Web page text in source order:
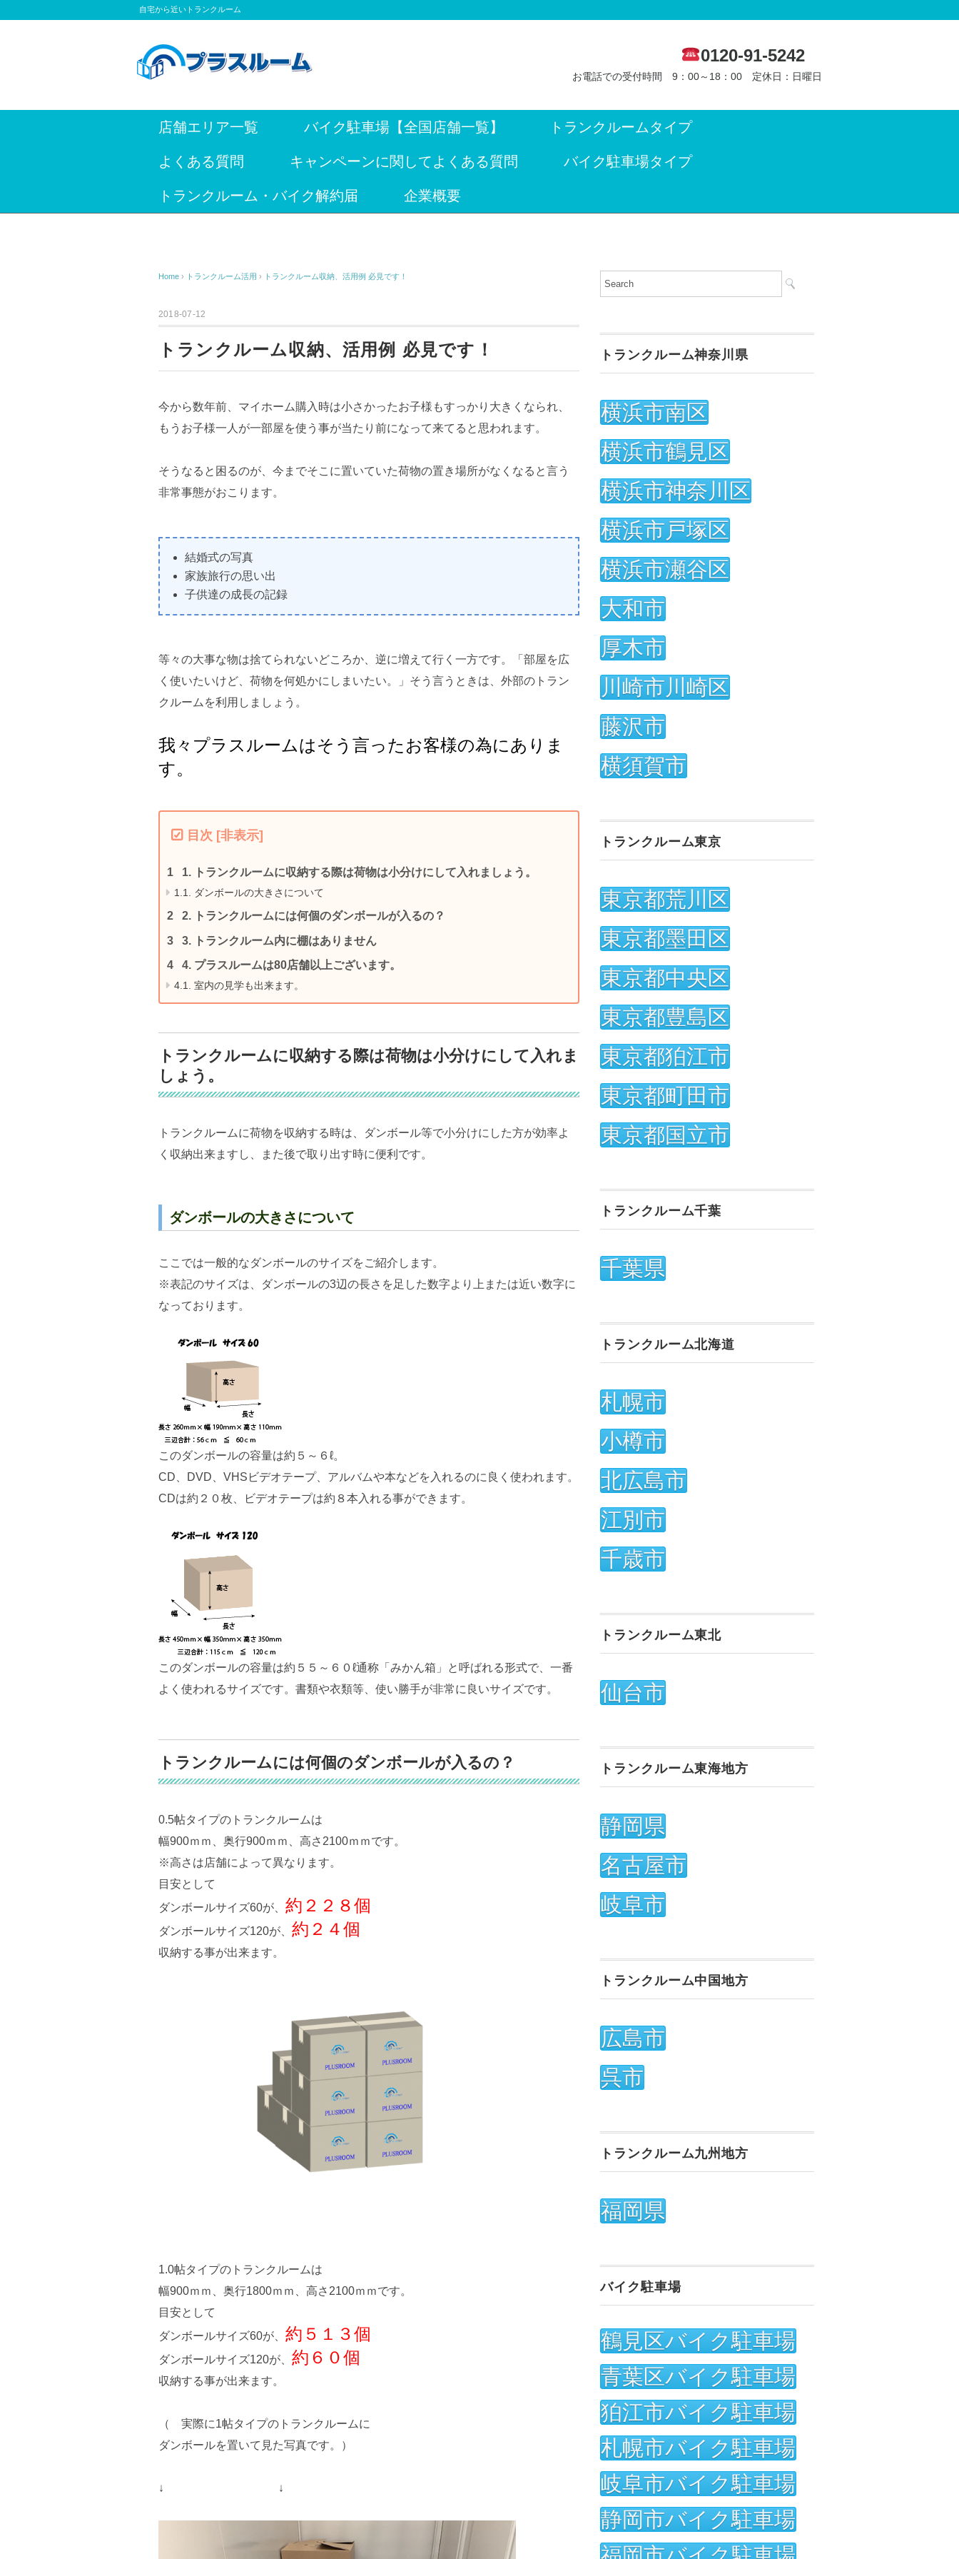
自宅から近いトランクルーム
0120-91-5242
お電話での受付時間 9：00～18：00 定休日：日曜日
店舗エリア一覧 バイク駐車場【全国店舗一覧】 トランクルームタイプ
よくある質問 キャンペーンに関してよくある質問 バイク駐車場タイプ
トランクルーム・バイク解約届 企業概要
Home › トランクルーム活用 › トランクルーム収納、活用例 必見です！
2018-07-12
トランクルーム収納、活用例 必見です！
今から数年前、マイホーム購入時は小さかったお子様もすっかり大きくなられ、
もうお子様一人が一部屋を使う事が当たり前になって来てると思われます。
そうなると困るのが、今までそこに置いていた荷物の置き場所がなくなると言う
非常事態がおこります。
結婚式の写真
家族旅行の思い出
子供達の成長の記録
等々の大事な物は捨てられないどころか、逆に増えて行く一方です。「部屋を広
く使いたいけど、荷物を何処かにしまいたい。」そう言うときは、外部のトラン
クルームを利用しましょう。
我々プラスルームはそう言ったお客様の為にありま
す。
目次 [非表示]
1. トランクルームに収納する際は荷物は小分けにして入れましょう。
1.1. ダンボールの大きさについて
2. トランクルームには何個のダンボールが入るの？
3. トランクルーム内に棚はありません
4. プラスルームは80店舗以上ございます。
4.1. 室内の見学も出来ます。
トランクルームに収納する際は荷物は小分けにして入れま
しょう。
トランクルームに荷物を収納する時は、ダンボール等で小分けにした方が効率よ
く収納出来ますし、また後で取り出す時に便利です。
ダンボールの大きさについて
ここでは一般的なダンボールのサイズをご紹介します。
※表記のサイズは、ダンボールの3辺の長さを足した数字より上または近い数字に
なっております。
このダンボールの容量は約５～６ℓ。
CD、DVD、VHSビデオテープ、アルバムや本などを入れるのに良く使われます。
CDは約２０枚、ビデオテープは約８本入れる事ができます。
このダンボールの容量は約５５～６０ℓ通称「みかん箱」と呼ばれる形式で、一番
よく使われるサイズです。書類や衣類等、使い勝手が非常に良いサイズです。
トランクルームには何個のダンボールが入るの？
0.5帖タイプのトランクルームは
幅900ｍｍ、奥行900ｍｍ、高さ2100ｍｍです。
※高さは店舗によって異なります。
目安として
ダンボールサイズ60が、 約２２８個
ダンボールサイズ120が、 約２４個
収納する事が出来ます。
1.0帖タイプのトランクルームは
幅900ｍｍ、奥行1800ｍｍ、高さ2100ｍｍです。
目安として
ダンボールサイズ60が、 約５１３個
ダンボールサイズ120が、 約６０個
収納する事が出来ます。
（ 実際に1帖タイプのトランクルームに
ダンボールを置いて見た写真です。）
↓ ↓
トランクルーム神奈川県
横浜市南区
横浜市鶴見区
横浜市神奈川区
横浜市戸塚区
横浜市瀬谷区
大和市
厚木市
川崎市川崎区
藤沢市
横須賀市
トランクルーム東京
東京都荒川区
東京都墨田区
東京都中央区
東京都豊島区
東京都狛江市
東京都町田市
東京都国立市
トランクルーム千葉
千葉県
トランクルーム北海道
札幌市
小樽市
北広島市
江別市
千歳市
トランクルーム東北
仙台市
トランクルーム東海地方
静岡県
名古屋市
岐阜市
トランクルーム中国地方
広島市
呉市
トランクルーム九州地方
福岡県
バイク駐車場
鶴見区バイク駐車場
青葉区バイク駐車場
狛江市バイク駐車場
札幌市バイク駐車場
岐阜市バイク駐車場
静岡市バイク駐車場